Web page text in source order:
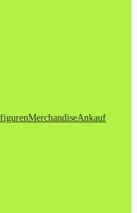
MerchandiseAnkauf